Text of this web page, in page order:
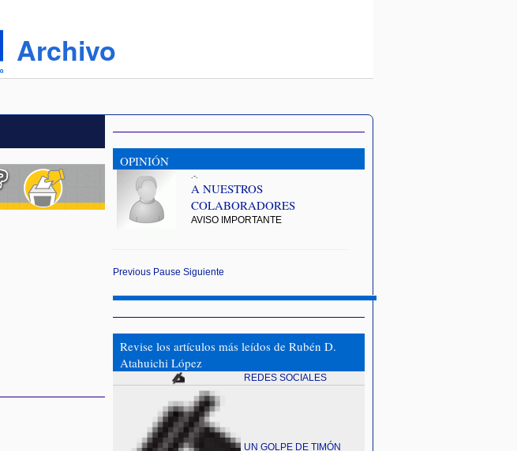
Archivo
OPINIÓN
.-.
A NUESTROS
COLABORADORES
AVISO IMPORTANTE
Previous Pause Siguiente
Revise los artículos más leídos de Rubén D.
Atahuichi López
REDES SOCIALES
UN GOLPE DE TIMÓN